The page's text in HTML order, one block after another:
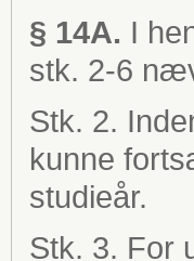
§ 14A. I
stk. 2-6
Stk. 2.
kunne
studieår.
Stk. 3. For